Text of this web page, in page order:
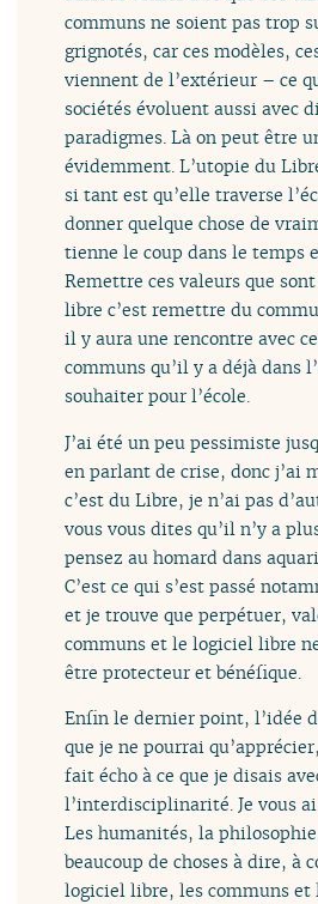
communs ne soient pas trop
grignotés, car ces modèles,
viennent de l’extérieur – ce
sociétés évoluent aussi avec
paradigmes. Là on peut être
évidemment. L’utopie du
si tant est qu’elle traverse
donner quelque chose de
tienne le coup dans le temps
Remettre ces valeurs que
libre c’est remettre du
il y aura une rencontre avec
communs qu’il y a déjà dans
souhaiter pour l’école.
J’ai été un peu pessimiste
en parlant de crise, donc j’ai
c’est du Libre, je n’ai pas
vous vous dites qu’il n’y a
pensez au homard dans
C’est ce qui s’est passé
et je trouve que perpétuer,
communs et le logiciel libre
être protecteur et bénéfique.
Enfin le dernier point, l’idée
que je ne pourrai
fait écho à ce que je disais
l’interdisciplinarité. Je vous
Les humanités, la
beaucoup de choses à dire, à
logiciel libre, les communs et